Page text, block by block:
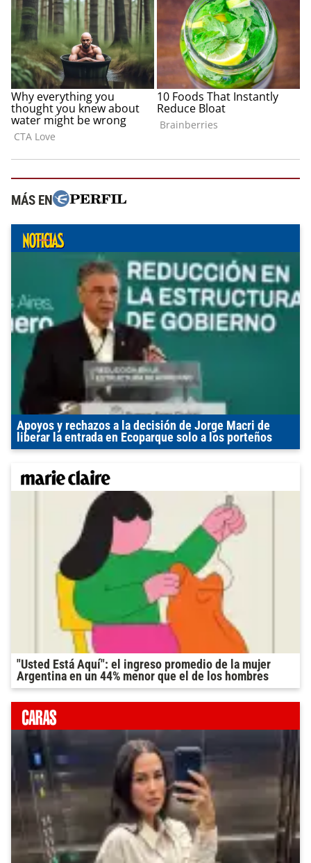
MÁS EN
Apoyos y rechazos a la decisión de Jorge Macri de
liberar la entrada en Ecoparque solo a los porteños
"Usted Está Aquí": el ingreso promedio de la mujer
Argentina en un 44% menor que el de los hombres